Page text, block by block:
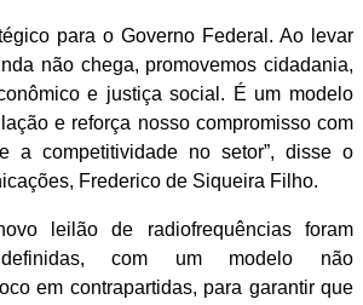
para o Governo Federal. Ao levar
não chega, promovemos cidadania,
e justiça social. É um modelo
e reforça nosso compromisso com
a competitividade no setor”, disse o
Frederico de Siqueira Filho.
leilão de radiofrequências foram
definidas, com um modelo não
em contrapartidas, para garantir que